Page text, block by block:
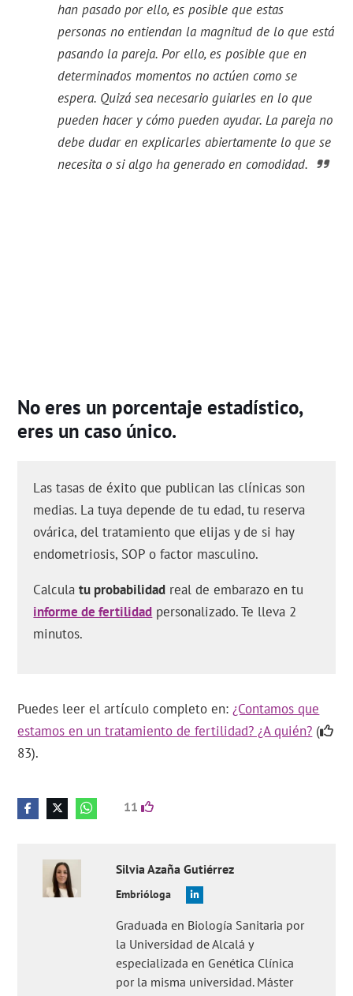
han pasado por ello, es posible que estas
personas no entiendan la magnitud de lo que está
pasando la pareja. Por ello, es posible que en
determinados momentos no actúen como se
espera. Quizá sea necesario guiarles en lo que
pueden hacer y cómo pueden ayudar. La pareja no
debe dudar en explicarles abiertamente lo que se
necesita o si algo ha generado en comodidad.
No eres un porcentaje estadístico,
eres un caso único.
Las tasas de éxito que publican las clínicas son
medias. La tuya depende de tu edad, tu reserva
ovárica, del tratamiento que elijas y de si hay
endometriosis, SOP o factor masculino.
Calculatu probabilidad real de embarazo en tu
informe de fertilidad personalizado. Te lleva 2
minutos.
Puedes leer el artículo completo en:¿Contamos que
estamos en un tratamiento de fertilidad? ¿A quién? (
83).
11
Silvia Azaña Gutiérrez
Embrióloga
Graduada en Biología Sanitaria por
la Universidad de Alcalá y
especializada en Genética Clínica
por la misma universidad. Máster